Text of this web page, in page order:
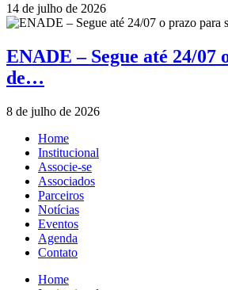
14 de julho de 2026
ENADE – Segue até 24/
de…
8 de julho de 2026
Home
Institucional
Associe-se
Associados
Parceiros
Notícias
Eventos
Agenda
Contato
Home